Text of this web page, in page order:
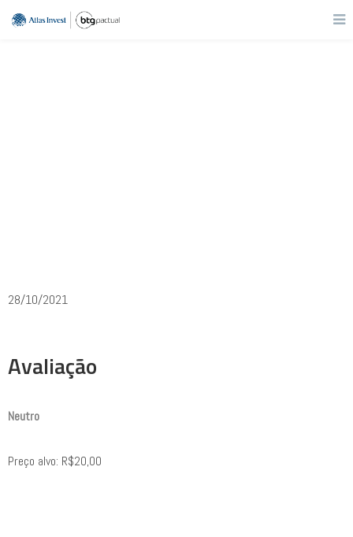
28/10/2021
Avaliação
Neutro
Preço alvo: R$20,00